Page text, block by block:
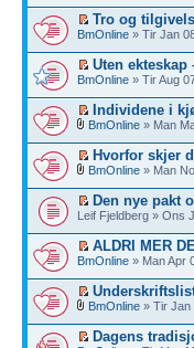
Tro og
BmOnline » Tir Jan
Uten
BmOnline » Tir Aug
Individene i
BmOnline » Man
Hvorfor skjer
BmOnline » Man
Den nye pakt
Leif Fjeldberg » Ons
ALDRI MER
BmOnline » Man Apr
BmOnline » Tir Jan
Dagens